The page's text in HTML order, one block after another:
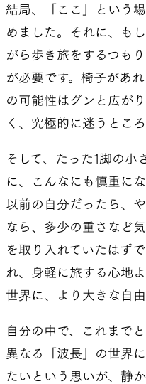
結局、「ここ」という
めました。それに、も
がら歩き旅をするつも
が必要です。椅子があ
の可能性はグンと広が
く、究極的に迷うとこ
そして、たった1脚の小
に、こんなにも慎重に
以前の自分だったら、
なら、多少の重さなど
を取り入れていたはず
れ、身軽に旅する心地
世界に、より大きな自
自分の中で、これまで
異なる「波長」の世界
たいという思いが、静